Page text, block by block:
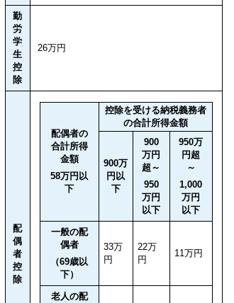
勤
労
学
生
控
除
26万円
配
偶
者
控
除
配偶者の
合計所得
金額
58万円以
下
控除を受ける納税義務者
の合計所得金額
900万
円以
下
900
万円
超～
950
万円
以下
950万
円超
～
1,000
万円
以下
一般の配
偶者
（69歳以
下）
33万
円
22万
円
11万円
老人の配